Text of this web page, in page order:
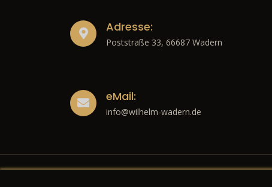
Adresse:
Poststraße 33, 66687 Wadern
eMail:
info@wilhelm-wadern.de